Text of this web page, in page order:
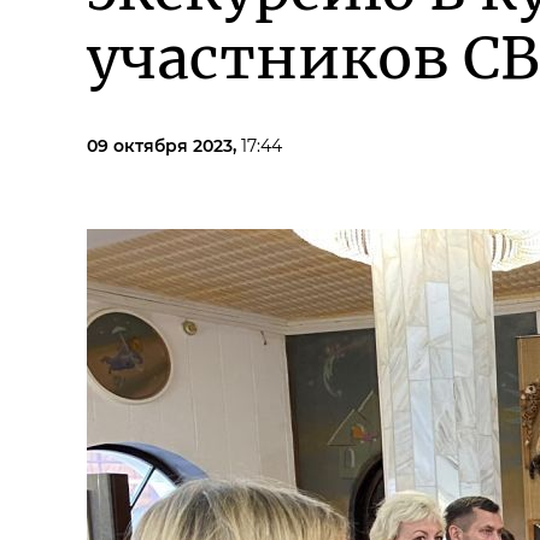
участников
09 октября 2023, 17:44